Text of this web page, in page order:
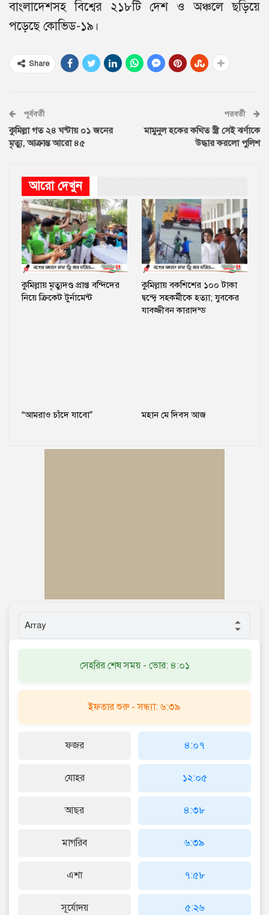
বাংলাদেশসহ বিশ্বের ২১৮টি দেশ ও অঞ্চলে ছড়িয়ে
পড়েছে কোভিড-১৯।
Share
পূর্ববর্তী
কুমিল্লা গত ২৪ ঘন্টায় ০১ জনের
মৃত্যু, আক্রান্ত আরো ৪৫
পরবর্তী
মামুনুল হকের কথিত স্ত্রী সেই ঝর্ণাকে
উদ্ধার করলো পুলিশ
আরো দেখুন
কুমিল্লায় মৃত্যুদণ্ড প্রাপ্ত বন্দিদের
নিয়ে ক্রিকেট টুর্নামেন্ট
কুমিল্লায় বকশিশের ১০০ টাকা
দ্বন্দ্বে সহকর্মীকে হত্যা; যুবকের
যাবজ্জীবন কারাদন্ড
“আমরাও চাঁদে যাবো” মহান মে দিবস আজ
সেহরির শেষ সময় - ভোর: ৪:০১
ইফতার শুরু - সন্ধ্যা: ৬:৩৯
ফজর
যোহর
আছর
মাগরিব
এশা
সূর্যোদয়
৪:০৭
১২:০৫
৪:৩৮
৬:৩৯
৭:৫৮
৫:২৬